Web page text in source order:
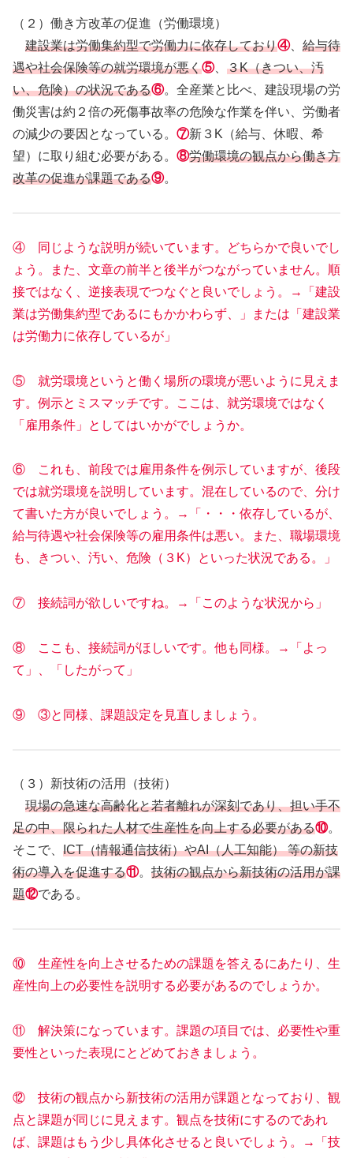
（２）働き方改革の促進（労働環境）
建設業は労働集約型で労働力に依存しており④、 給与待
遇や社会保険等の就労環境が悪く⑤、 ３K（きつい、汚
い、危険）の状況である⑥。全産業と比べ、建設現場の労
働災害は約２倍の死傷事故率の危険な作業を伴い、労働者
の減少の要因となっている。 ⑦新３K（給与、休暇、希
望）に取り組む必要がある。 ⑧労働環境の観点から働き方
改革の促進が課題である⑨。
④ 同じような説明が続いています。どちらかで良いでし
ょう。また、文章の前半と後半がつながっていません。順
接ではなく、逆接表現でつなぐと良いでしょう。→「建設
業は労働集約型であるにもかかわらず、」または「建設業
は労働力に依存しているが」
⑤ 就労環境というと働く場所の環境が悪いように見えま
す。例示とミスマッチです。ここは、就労環境ではなく
「雇用条件」としてはいかがでしょうか。
⑥ これも、前段では雇用条件を例示していますが、後段
では就労環境を説明しています。混在しているので、分け
て書いた方が良いでしょう。→「・・・依存しているが、
給与待遇や社会保険等の雇用条件は悪い。また、職場環境
も、きつい、汚い、危険（３K）といった状況である。」
⑦ 接続詞が欲しいですね。→「このような状況から」
⑧ ここも、接続詞がほしいです。他も同様。→「よっ
て」、「したがって」
⑨ ③と同様、課題設定を見直しましょう。
（３）新技術の活用（技術）
現場の急速な高齢化と若者離れが深刻であり、担い手不
足の中、限られた人材で生産性を向上する必要がある⑩。
そこで、 ICT（情報通信技術）やAI（人工知能） 等の新技
術の導入を促進する⑪。 技術の観点から新技術の活用が課
題⑫である。
⑩ 生産性を向上させるための課題を答えるにあたり、生
産性向上の必要性を説明する必要があるのでしょうか。
⑪ 解決策になっています。課題の項目では、必要性や重
要性といった表現にとどめておきましょう。
⑫ 技術の観点から新技術の活用が課題となっており、観
点と課題が同じに見えます。観点を技術にするのであれ
ば、課題はもう少し具体化させると良いでしょう。→「技